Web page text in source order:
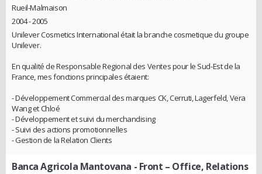
Rueil-Malmaison
2004 - 2005
Unilever Cosmetics International était la branche cosmetique du groupe
Unilever.
En qualité de Responsable Regional des Ventes pour le Sud-Est de la
France, mes fonctions principales étaient:
- Développement Commercial des marques CK, Cerruti, Lagerfeld, Vera
Wang et Chloé
- Développement et suivi du merchandising
- Suivi des actions promotionnelles
- Gestion de la Relation Clients
Banca Agricola Mantovana - Front – Office, Relations